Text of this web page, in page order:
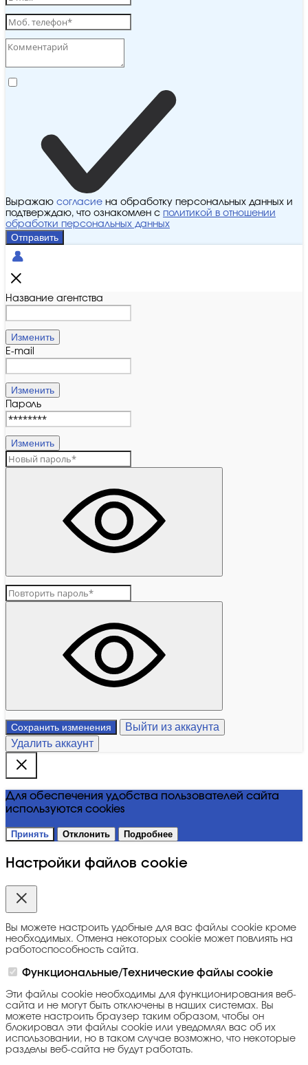
Выражаю согласие на обработку персональных данных и
подтверждаю, что ознакомлен с политикой в отношении
обработки персональных данных
Отправить
Название агентства
Изменить
E-mail
Изменить
Пароль
Изменить
Сохранить изменения
Выйти из аккаунта
Удалить аккаунт
Для обеспечения удобства пользователей сайта
используются cookies
Принять Отклонить Подробнее
Настройки файлов cookie
Вы можете настроить удобные для вас файлы cookie кроме
необходимых. Отмена некоторых cookie может повлиять на
работоспособность сайта.
Функциональные/Технические файлы cookie
Эти файлы cookie необходимы для функционирования веб-
сайта и не могут быть отключены в наших системах. Вы
можете настроить браузер таким образом, чтобы он
блокировал эти файлы cookie или уведомлял вас об их
использовании, но в таком случае возможно, что некоторые
разделы веб-сайта не будут работать.